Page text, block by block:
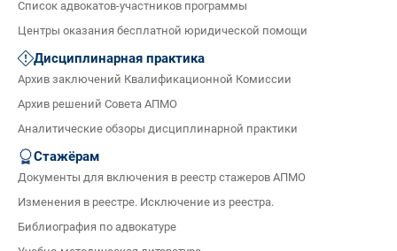
Список адвокатов-участников программы
Центры оказания бесплатной юридической помощи
Дисциплинарная практика
Архив заключений Квалификационной Комиссии
Архив решений Совета АПМО
Аналитические обзоры дисциплинарной практики
Стажёрам
Документы для включения в реестр стажеров АПМО
Изменения в реестре. Исключение из реестра.
Библиография по адвокатуре